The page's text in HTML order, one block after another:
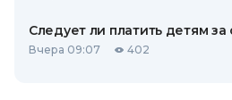
Следует ли платить детям
Вчера 09:07 402